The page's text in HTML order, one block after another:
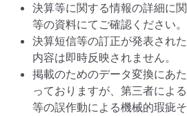
決算等に関する情報の詳細に
等の資料にてご確認ください。
決算短信等の訂正が発表され
内容は即時反映されません。
掲載のためのデータ変換にあ
っておりますが、第三者によ
等の誤作動による機械的瑕疵